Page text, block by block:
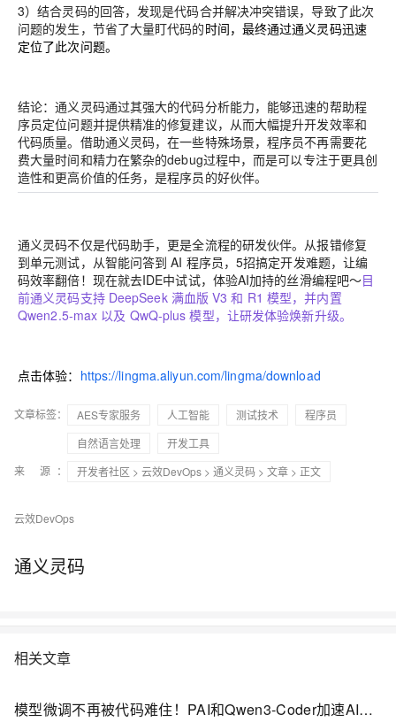
3）结合灵码的回答，发现是代码合并解决冲突错误，导致了此次
问题的发生，节省了大量盯代码的时间，最终通过通义灵码迅速
定位了此次问题。
结论：通义灵码通过其强大的代码分析能力，能够迅速的帮助程
序员定位问题并提供精准的修复建议，从而大幅提升开发效率和
代码质量。借助通义灵码，在一些特殊场景，程序员不再需要花
费大量时间和精力在繁杂的debug过程中，而是可以专注于更具创
造性和更高价值的任务，是程序员的好伙伴。
通义灵码不仅是代码助手，更是全流程的研发伙伴。从报错修复
到单元测试，从智能问答到 AI 程序员，5招搞定开发难题，让编
码效率翻倍！现在就去IDE中试试，体验AI加持的丝滑编程吧～目
前通义灵码支持 DeepSeek 满血版 V3 和 R1 模型，并内置
Qwen2.5-max 以及 QwQ-plus 模型，让研发体验焕新升级。
点击体验： https://lingma.aliyun.com/lingma/download
文章标签： AES专家服务 人工智能 测试技术
程序员
自然语言处理
开发工具
来 源：
开发者社区 > 云效DevOps > 通义灵码 > 文章 > 正文
云效DevOps
通义灵码
相关文章
模型微调不再被代码难住！PAI和Qwen3-Coder加速AI开发新体验